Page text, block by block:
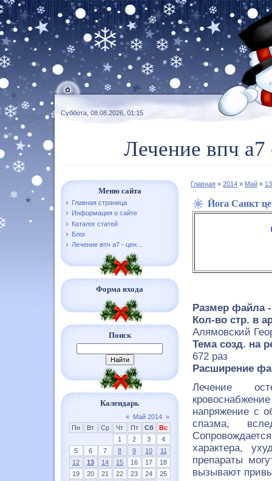
Суббота, 08.08.2026, 01:15
Лечение впч
Меню сайта
Главная страница
Информация о сайте
Каталог статей
Блог
Лечение впч а7 - цен...
Форма входа
Поиск
Календарь
« Май 2014 »
Пн
Вт Ср Чт Пт Сб
Вс
1
2 3
4
5
6 7 8 9 10
11
12
13 14 15 16 17
18
19
20 21 22 23 24
25
Главная » 2014 » Май » 13
Йога Санкт
Размер файла -
Кол-во стр. в
Алямовский
Тема созд. на
672 раз
Расширение
Лечение
напряжение с
спазма,
характера,
препараты
вызывают